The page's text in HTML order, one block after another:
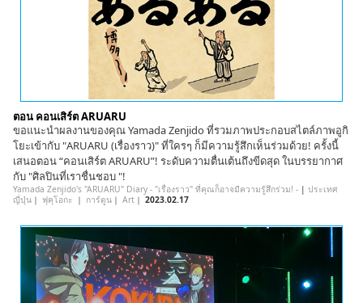
ตอน คอนเสิร์ต ARUARU
ขอแนะนำผลงานของคุณ Yamada Zenjido ที่รวมภาพประกอบสไตล์ภาพอูกิ
โยะเข้ากับ "ARUARU (เรื่องราว)" ที่ใครๆ ก็มีความรู้สึกเห็นร่วมด้วย! ครั้งนี้
เสนอตอน “คอนเสิร์ต ARUARU”! ระดับความตื่นเต้นถึงขีดสุด ในบรรยากาศ
กับ "ศิลปินที่เราชื่นชอบ "!
Yamada Zenjido's "ARUARU" Diary - "เรื่องราว" ที่คุณก็อาจมีความรู้สึกร่วม! - | ประเทศ
ญี่ปุ่น｜ ฟุคุโอกะ ｜ การ์ตูน｜ Art｜ 2023.02.17